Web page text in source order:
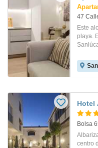
47
Este
playa.
Hotel
Bolsa
centro